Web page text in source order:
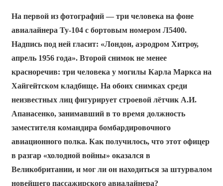
На первой из фотографий — три человека на фоне
авиалайнера Ту-104 с бортовым номером Л5400.
Надпись под ней гласит: «Лондон, аэродром Хитроу,
апрель 1956 года». Второй снимок не менее
красноречив: три человека у могилы Карла Маркса на
Хайгейтском кладбище. На обоих снимках среди
неизвестных лиц фигурирует строевой лётчик А.И.
Апанасенко, занимавший в то время должность
заместителя командира бомбардировочного
авиационного полка. Как получилось, что этот офицер
в разгар «холодной войны» оказался в
Великобритании, и мог ли он находиться за штурвалом
новейшего пассажирского авиалайнера?